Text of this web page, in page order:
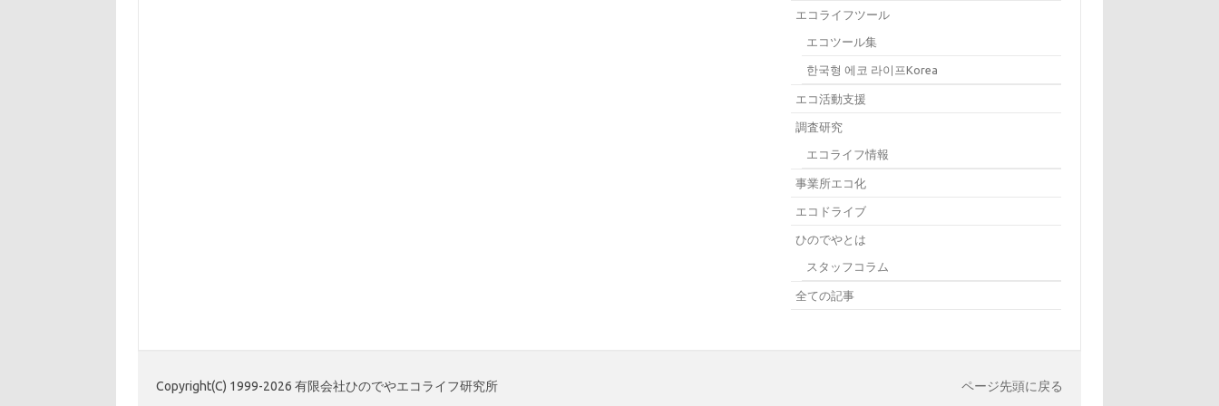
エコライフツール
エコツール集
한국형 에코 라이프Korea
エコ活動支援
調査研究
エコライフ情報
事業所エコ化
エコドライブ
ひのでやとは
スタッフコラム
全ての記事
Copyright(C) 1999-2026 有限会社ひのでやエコライフ研究所 ページ先頭に戻る